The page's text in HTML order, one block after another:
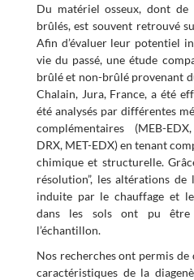
Du matériel osseux, dont de
brûlés, est souvent retrouvé
Afin d’évaluer leur potentiel
vie du passé, une étude
brûlé et non-brûlé provenant
Chalain, Jura, France, a été
été analysés par différentes
complémentaires (MEB-
DRX, MET-EDX) en tenant
chimique et structurelle.
résolution”, les altérations de
induite par le chauffage et
dans les sols ont pu être
l’échantillon.
Nos recherches ont permis
caractéristiques de la